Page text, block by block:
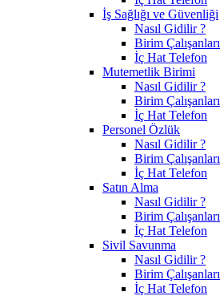
İş Sağlığı ve Güvenliği
Nasıl Gidilir ?
Birim Çalışanları
İç Hat Telefon
Mutemetlik Birimi
Nasıl Gidilir ?
Birim Çalışanları
İç Hat Telefon
Personel Özlük
Nasıl Gidilir ?
Birim Çalışanları
İç Hat Telefon
Satın Alma
Nasıl Gidilir ?
Birim Çalışanları
İç Hat Telefon
Sivil Savunma
Nasıl Gidilir ?
Birim Çalışanları
İç Hat Telefon